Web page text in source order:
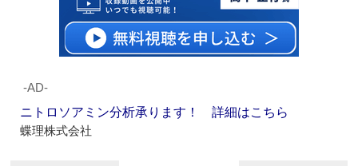
‐AD‐
ニトロソアミン分析承ります！ 詳細はこちら
蝶理株式会社